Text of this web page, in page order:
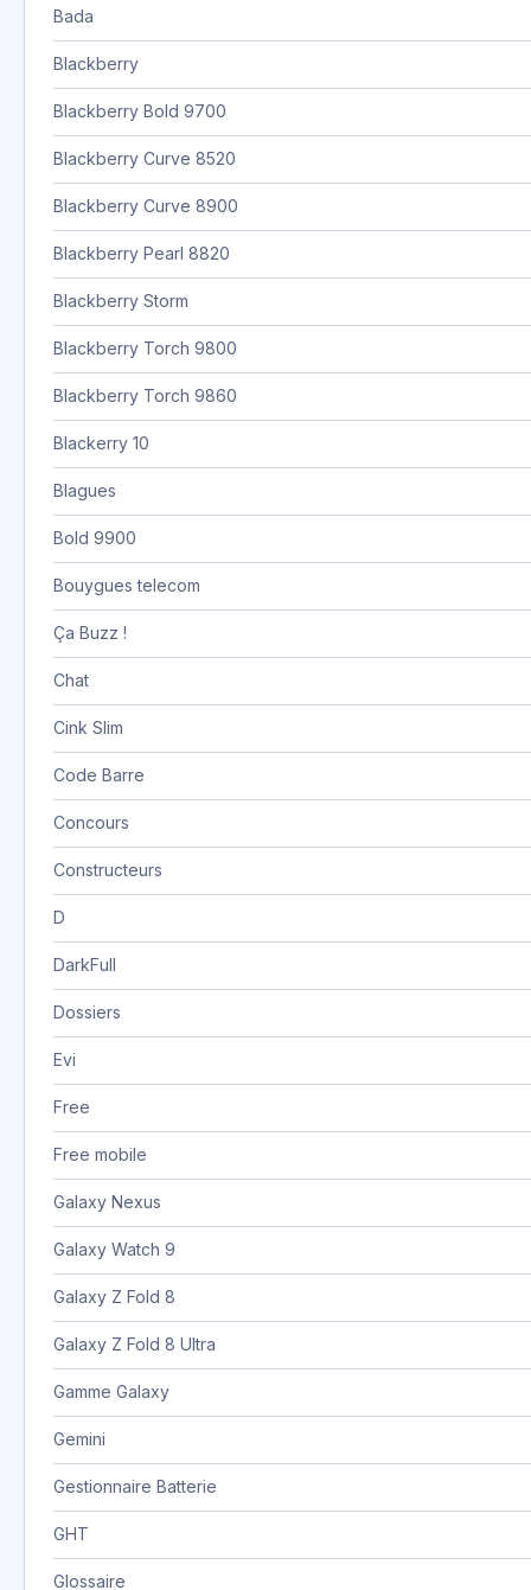
Bada
Blackberry
Blackberry Bold 9700
Blackberry Curve 8520
Blackberry Curve 8900
Blackberry Pearl 8820
Blackberry Storm
Blackberry Torch 9800
Blackberry Torch 9860
Blackerry 10
Blagues
Bold 9900
Bouygues telecom
Ça Buzz !
Chat
Cink Slim
Code Barre
Concours
Constructeurs
D
DarkFull
Dossiers
Evi
Free
Free mobile
Galaxy Nexus
Galaxy Watch 9
Galaxy Z Fold 8
Galaxy Z Fold 8 Ultra
Gamme Galaxy
Gemini
Gestionnaire Batterie
GHT
Glossaire